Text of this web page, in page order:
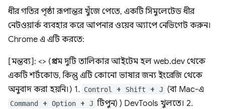
ধীর গতির পৃষ্ঠা রূপান্তর খুঁজে পেতে, একটি সিমুলেটেড ধীর
নেটওয়ার্ক ব্যবহার করে আপনার ওয়েব অ্যাপে নেভিগেট করুন।
Chrome এ এটি করতে:
[মন্তব্য]: <> (প্রথম দুটি তালিকার আইটেম হল web.dev থেকে
একটি শর্টকোড, কিন্তু এটি কোনো ভাষার জন্য ইংরেজি থেকে
অনুবাদ করা হয়নি।) 1. Control + Shift + J (বা Mac-এ
Command + Option + J টিপুন) ) DevTools খুলতে। 2.